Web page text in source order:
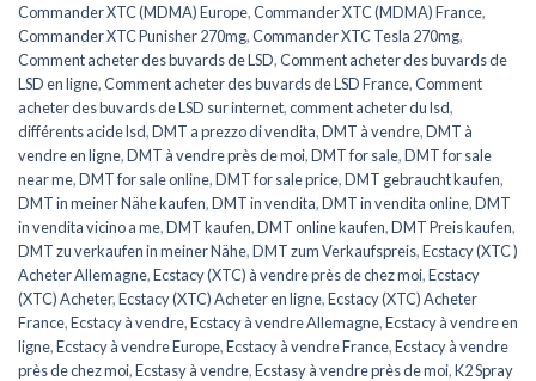
Commander XTC (MDMA) Europe,Commander XTC (MDMA) France,
Commander XTC Punisher 270mg,Commander XTC Tesla 270mg,
Comment acheter des buvards de LSD,Comment acheter des buvards de
LSD en ligne,Comment acheter des buvards de LSD France,Comment
acheter des buvards de LSD sur internet,comment acheter du lsd,
différents acide lsd,DMT a prezzo di vendita,DMT à vendre,DMT à
vendre en ligne,DMT à vendre près de moi,DMT for sale,DMT for sale
near me,DMT for sale online,DMT for sale price,DMT gebraucht kaufen,
DMT in meiner Nähe kaufen,DMT in vendita,DMT in vendita online,DMT
in vendita vicino a me,DMT kaufen,DMT online kaufen,DMT Preis kaufen,
DMT zu verkaufen in meiner Nähe,DMT zum Verkaufspreis,Ecstacy (XTC )
Acheter Allemagne,Ecstacy (XTC) à vendre près de chez moi,Ecstacy
(XTC) Acheter,Ecstacy (XTC) Acheter en ligne,Ecstacy (XTC) Acheter
France,Ecstacy à vendre,Ecstacy à vendre Allemagne,Ecstacy à vendre en
ligne,Ecstacy à vendre Europe,Ecstacy à vendre France,Ecstacy à vendre
près de chez moi,Ecstasy à vendre,Ecstasy à vendre près de moi,K2 Spray